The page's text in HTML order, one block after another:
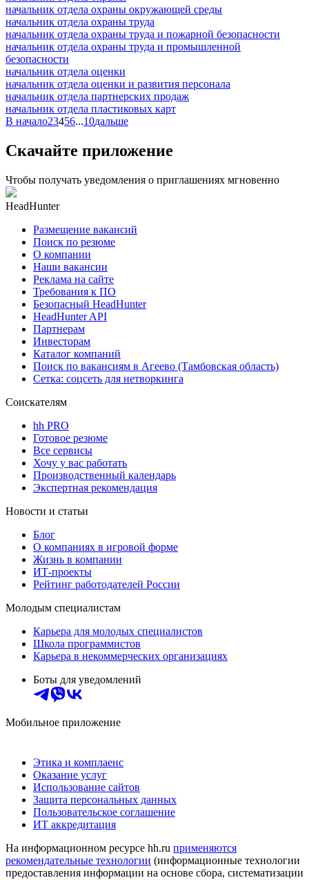
начальник отдела охраны окружающей среды
начальник отдела охраны труда
начальник отдела охраны труда и пожарной безопасности
начальник отдела охраны труда и промышленной
безопасности
начальник отдела оценки
начальник отдела оценки и развития персонала
начальник отдела партнерских продаж
начальник отдела пластиковых карт
В начало23456...10дальше
Скачайте приложение
Чтобы получать уведомления о приглашениях мгновенно
HeadHunter
Размещение вакансий
Поиск по резюме
О компании
Наши вакансии
Реклама на сайте
Требования к ПО
Безопасный HeadHunter
HeadHunter API
Партнерам
Инвесторам
Каталог компаний
Поиск по вакансиям в Агеево (Тамбовская область)
Сетка: соцсеть для нетворкинга
Соискателям
hh PRO
Готовое резюме
Все сервисы
Хочу у вас работать
Производственный календарь
Экспертная рекомендация
Новости и статьи
Блог
О компаниях в игровой форме
Жизнь в компании
ИТ-проекты
Рейтинг работодателей России
Молодым специалистам
Карьера для молодых специалистов
Школа программистов
Карьера в некоммерческих организациях
Боты для уведомлений
Мобильное приложение
Этика и комплаенс
Оказание услуг
Использование сайтов
Защита персональных данных
Пользовательское соглашение
ИТ аккредитация
На информационном ресурсе hh.ru применяются
рекомендательные технологии (информационные технологии
предоставления информации на основе сбора, систематизации